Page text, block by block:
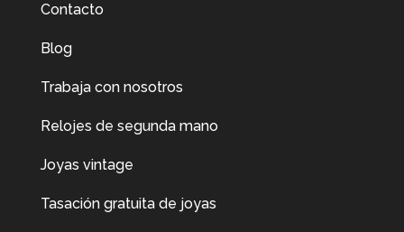
Contacto
Blog
Trabaja con nosotros
Relojes de segunda mano
Joyas vintage
Tasación gratuita de joyas